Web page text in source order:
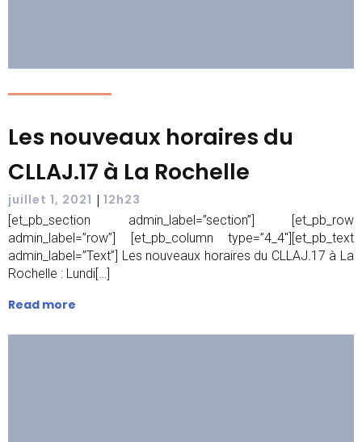
Les nouveaux horaires du
CLLAJ.17 à La Rochelle
juillet 1, 2021 | 12h23
[et_pb_section admin_label=”section”] [et_pb_row
admin_label=”row”] [et_pb_column type=”4_4″][et_pb_text
admin_label=”Text”] Les nouveaux horaires du CLLAJ.17 à La
Rochelle : Lundi[…]
Read more